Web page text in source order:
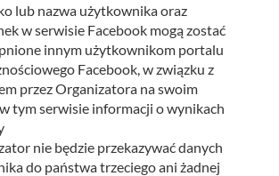
lub nazwa użytkownika oraz
w serwisie Facebook mogą zostać
innym użytkownikom portalu
Facebook, w związku z
przez Organizatora na swoim
tym serwisie informacji o wynikach
nie będzie przekazywać danych
do państwa trzeciego ani żadnej